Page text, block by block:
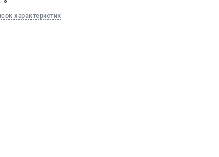
характеристик